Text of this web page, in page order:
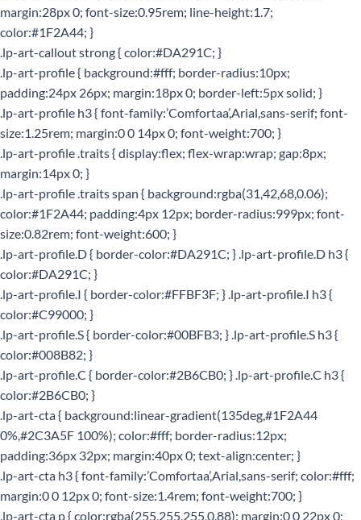
margin:28px 0; font-size:0.95rem; line-height:1.7;
color:#1F2A44; }
.lp-art-callout strong { color:#DA291C; }
.lp-art-profile { background:#fff; border-radius:10px;
padding:24px 26px; margin:18px 0; border-left:5px solid; }
.lp-art-profile h3 { font-family:’Comfortaa’,Arial,sans-serif; font-
size:1.25rem; margin:0 0 14px 0; font-weight:700; }
.lp-art-profile .traits { display:flex; flex-wrap:wrap; gap:8px;
margin:14px 0; }
.lp-art-profile .traits span { background:rgba(31,42,68,0.06);
color:#1F2A44; padding:4px 12px; border-radius:999px; font-
size:0.82rem; font-weight:600; }
.lp-art-profile.D { border-color:#DA291C; } .lp-art-profile.D h3 {
color:#DA291C; }
.lp-art-profile.I { border-color:#FFBF3F; } .lp-art-profile.I h3 {
color:#C99000; }
.lp-art-profile.S { border-color:#00BFB3; } .lp-art-profile.S h3 {
color:#008B82; }
.lp-art-profile.C { border-color:#2B6CB0; } .lp-art-profile.C h3 {
color:#2B6CB0; }
.lp-art-cta { background:linear-gradient(135deg,#1F2A44
0%,#2C3A5F 100%); color:#fff; border-radius:12px;
padding:36px 32px; margin:40px 0; text-align:center; }
.lp-art-cta h3 { font-family:’Comfortaa’,Arial,sans-serif; color:#fff;
margin:0 0 12px 0; font-size:1.4rem; font-weight:700; }
.lp-art-cta p { color:rgba(255,255,255,0.88); margin:0 0 22px 0;